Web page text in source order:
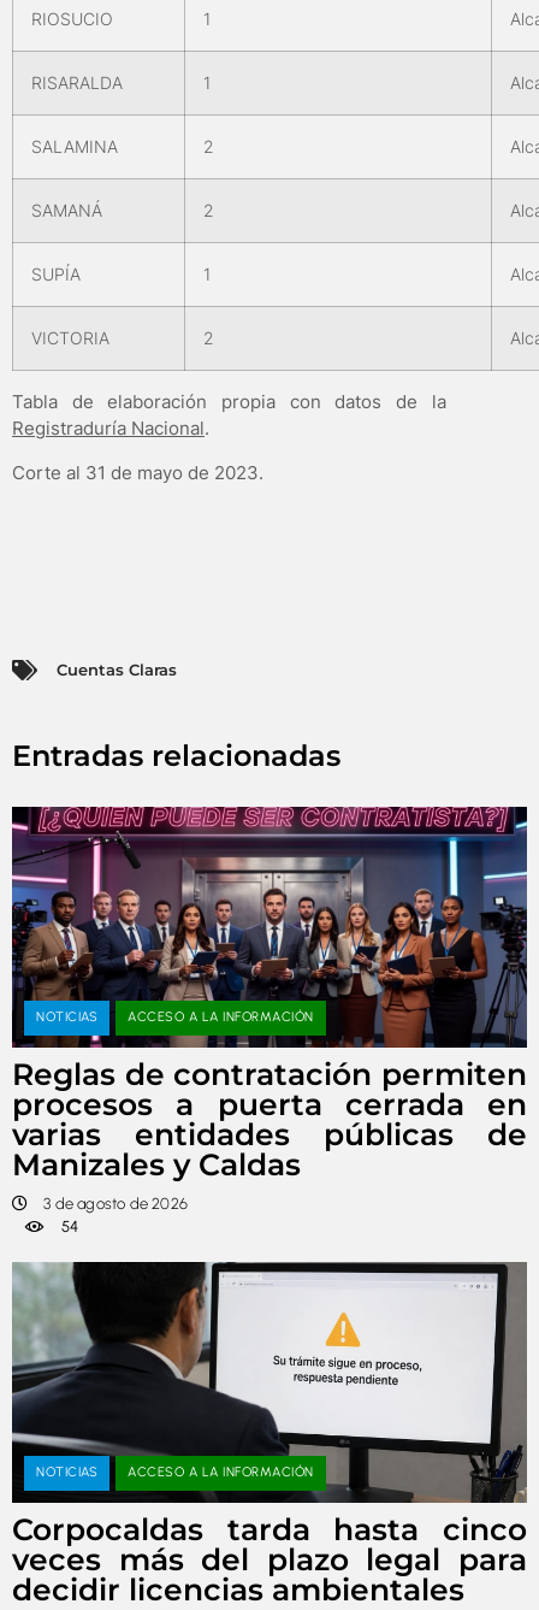
RIOSUCIO 1
RISARALDA 1
SALAMINA 2
SAMANÁ 2
SUPÍA 1
VICTORIA 2
Tabla de elaboración propia con datos de la
Registraduría Nacional.
Corte al 31 de mayo de 2023.
Cuentas Claras
Entradas relacionadas
NOTICIAS ACCESO A LA INFORMACIÓN
Reglas de contratación permiten
procesos a puerta cerrada en
varias entidades públicas de
Manizales y Caldas
3 de agosto de 2026
54
NOTICIAS ACCESO A LA INFORMACIÓN
Corpocaldas tarda hasta cinco
veces más del plazo legal para
decidir licencias ambientales